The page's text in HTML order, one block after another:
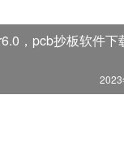
，pcb抄板软件下